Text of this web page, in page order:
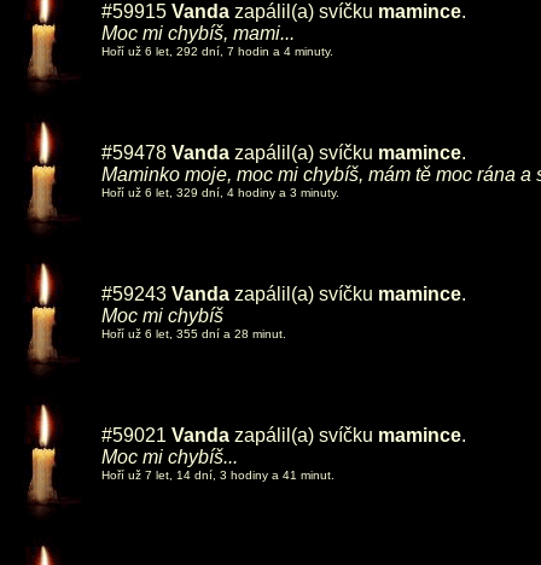
#59915 Vanda zapálil(a) svíčku mamince.
Moc mi chybíš, mami...
Hoří už 6 let, 292 dní, 7 hodin a 4 minuty.
#59478 Vanda zapálil(a) svíčku mamince.
Maminko moje, moc mi chybíš, mám tě moc rána a
Hoří už 6 let, 329 dní, 4 hodiny a 3 minuty.
#59243 Vanda zapálil(a) svíčku mamince.
Moc mi chybíš
Hoří už 6 let, 355 dní a 28 minut.
#59021 Vanda zapálil(a) svíčku mamince.
Moc mi chybíš...
Hoří už 7 let, 14 dní, 3 hodiny a 41 minut.